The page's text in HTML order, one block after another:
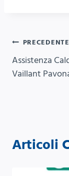
articoli
PRECEDENTE
Assistenza
Vaillant
Articoli